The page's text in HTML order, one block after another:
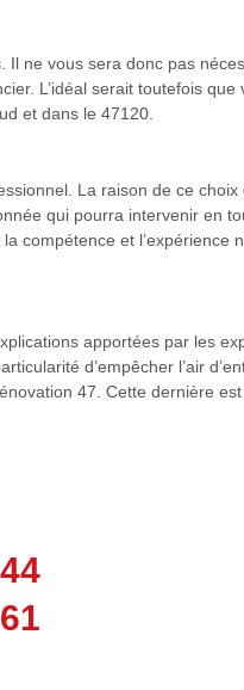
Il ne vous sera donc pas
L’idéal serait toutefois que
et dans le 47120.
La raison de ce choix
qui pourra intervenir en
compétence et l’expérience
apportées par les
d’empêcher l’air
47. Cette dernière est